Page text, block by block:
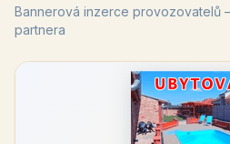
Bannerová inzerce provozovatelů
partnera